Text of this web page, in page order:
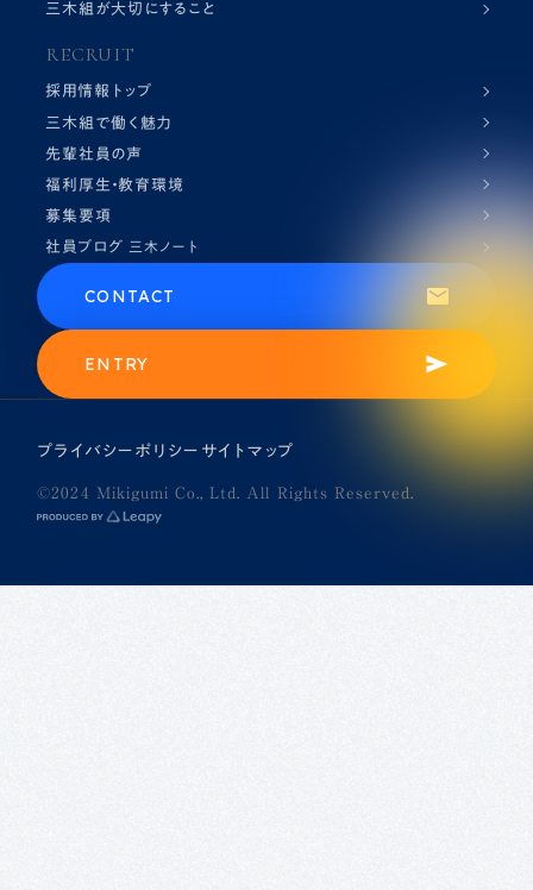
三木組が大切にすること
RECRUIT
採用情報トップ
三木組で働く魅力
先輩社員の声
福利厚生・教育環境
募集要項
社員ブログ 三木ノート
CONTACT
ENTRY
プライバシーポリシー サイトマップ
©2024 Mikigumi Co., Ltd. All Rights Reserved.